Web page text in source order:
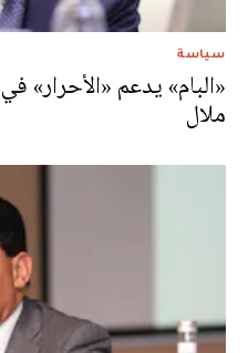
سياسة
«البام» يدعم «الأحرار»
ملال